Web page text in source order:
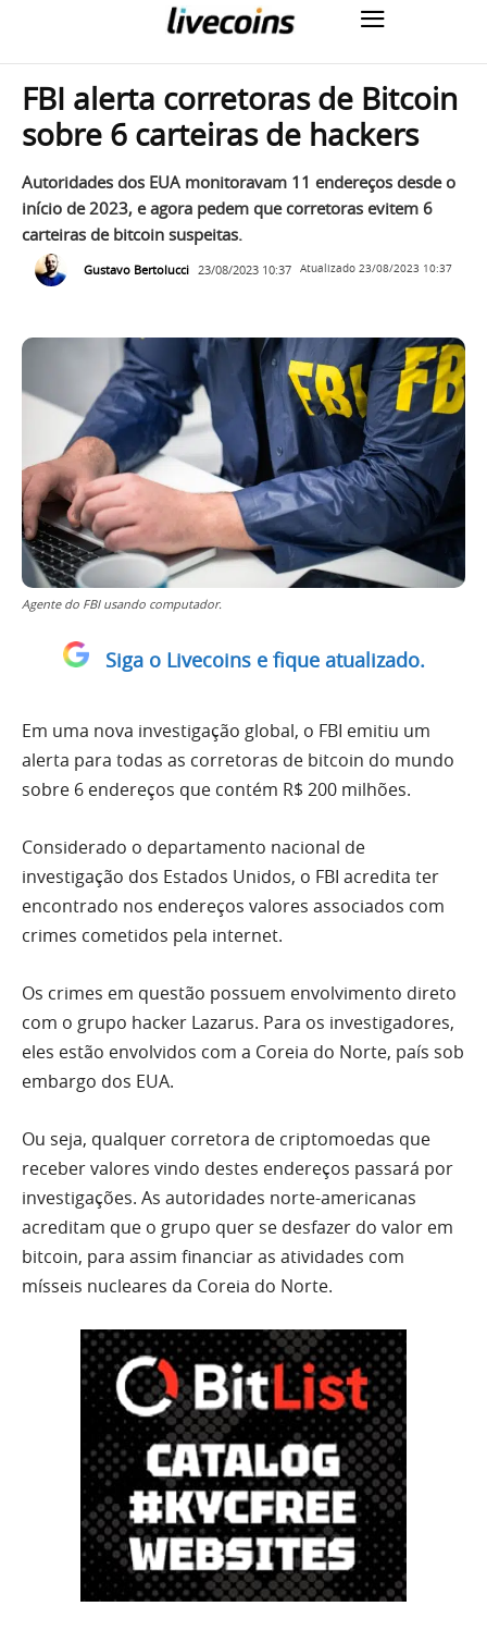
FBI alerta corretoras de Bitcoin
sobre 6 carteiras de hackers
Autoridades dos EUA monitoravam 11 endereços desde o
início de 2023, e agora pedem que corretoras evitem 6
carteiras de bitcoin suspeitas.
Gustavo Bertolucci 23/08/2023 10:37 Atualizado 23/08/2023 10:37
Agente do FBI usando computador.
Siga o Livecoins e fique atualizado.
Em uma nova investigação global, o FBI emitiu um
alerta para todas as corretoras de bitcoin do mundo
sobre 6 endereços que contém R$ 200 milhões.
Considerado o departamento nacional de
investigação dos Estados Unidos, o FBI acredita ter
encontrado nos endereços valores associados com
crimes cometidos pela internet.
Os crimes em questão possuem envolvimento direto
com o grupo hacker Lazarus. Para os investigadores,
eles estão envolvidos com a Coreia do Norte, país sob
embargo dos EUA.
Ou seja, qualquer corretora de criptomoedas que
receber valores vindo destes endereços passará por
investigações. As autoridades norte-americanas
acreditam que o grupo quer se desfazer do valor em
bitcoin, para assim financiar as atividades com
mísseis nucleares da Coreia do Norte.